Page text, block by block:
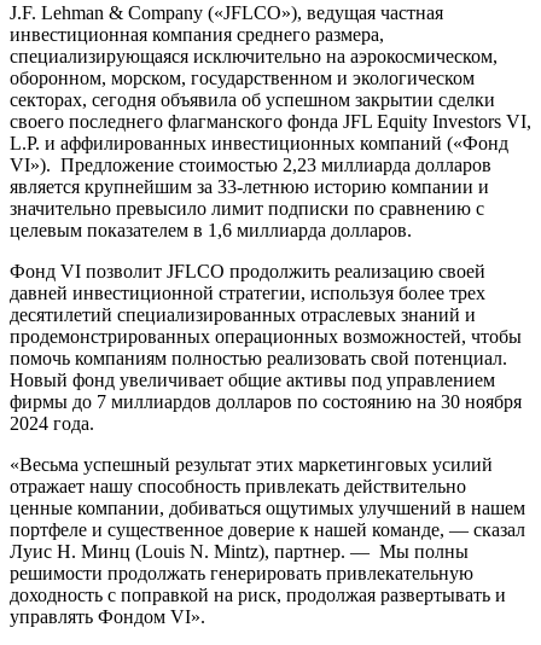
J.F. Lehman & Company («JFLCO»), ведущая частная
инвестиционная компания среднего размера,
специализирующаяся исключительно на аэрокосмическом,
оборонном, морском, государственном и экологическом
секторах, сегодня объявила об успешном закрытии сделки
своего последнего флагманского фонда JFL Equity Investors VI,
L.P. и аффилированных инвестиционных компаний («Фонд
VI»). Предложение стоимостью 2,23 миллиарда долларов
является крупнейшим за 33-летнюю историю компании и
значительно превысило лимит подписки по сравнению с
целевым показателем в 1,6 миллиарда долларов.
Фонд VI позволит JFLCO продолжить реализацию своей
давней инвестиционной стратегии, используя более трех
десятилетий специализированных отраслевых знаний и
продемонстрированных операционных возможностей, чтобы
помочь компаниям полностью реализовать свой потенциал.
Новый фонд увеличивает общие активы под управлением
фирмы до 7 миллиардов долларов по состоянию на 30 ноября
2024 года.
«Весьма успешный результат этих маркетинговых усилий
отражает нашу способность привлекать действительно
ценные компании, добиваться ощутимых улучшений в нашем
портфеле и существенное доверие к нашей команде, — сказал
Луис Н. Минц (Louis N. Mintz), партнер. — Мы полны
решимости продолжать генерировать привлекательную
доходность с поправкой на риск, продолжая развертывать и
управлять Фондом VI».